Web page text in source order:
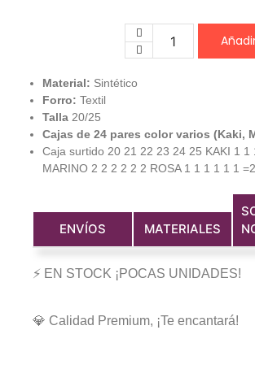
Material: Sintético
Forro: Textil
Talla 20/25
Cajas de 24 pares color varios (Kaki,
Caja surtido 20 21 22 23 24 25 KAKI 1 1
MARINO 2 2 2 2 2 2 ROSA 1 1 1 1 1 1
ENVÍOS MATERIALES
⚡ EN STOCK ¡POCAS UNIDADES!
💎 Calidad Premium, ¡Te encantará!